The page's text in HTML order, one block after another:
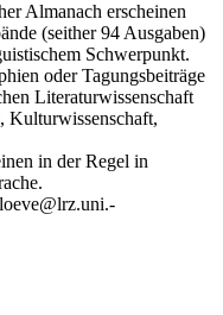
Almanach erscheinen
(seither 94 Ausgaben)
Schwerpunkt.
oder Tagungsbeiträge
Literaturwissenschaft
Kulturwissenschaft,
in der Regel in